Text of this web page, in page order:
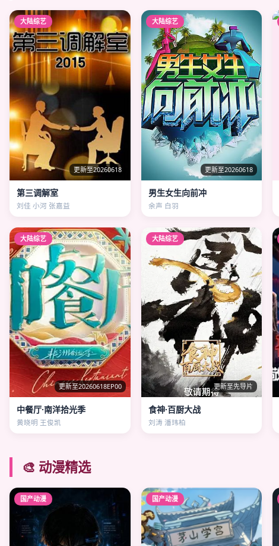
大陆综艺
更新至20260618
第三调解室
刘佳 小河 张嘉益
大陆综艺
更新至20260618
男生女生向前冲
余声 白羽
大陆综艺
更新至20260618EP00
中餐厅·南洋拾光季
黄晓明 王俊凯
大陆综艺
更新至先导片
食神·百厨大战
刘涛 潘玮柏
🎨 动漫精选
国产动漫 国产动漫